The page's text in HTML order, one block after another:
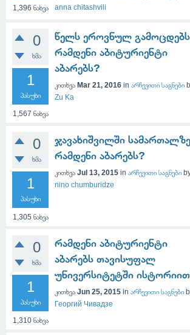
1,396 ნახვა
anna chitashvili
0
ხმა
1
პასუხი
1,567 ნახვა
წელს ეროვნულ გამოცდებს
რამდენი აბიტურიენტი
აბარებს?
კითხვა Mar 21, 2016 in არჩევითი საგნები
Zu Ka
0
ხმა
1
პასუხი
1,305 ნახვა
ჯავახიშვილში სამართალზე
რამდენი აბარებს?
კითხვა Jul 13, 2015 in არჩევითი საგნები
nino chumburidze
0
ხმა
1
პასუხი
1,310ნახვა
რამდენი აბიტურიენტი
აბარებს თავისუფალ
უნივერსიტეტში
კითხვა Jun 25, 2015 in არჩევითი საგნები
Георгий Чивадзе